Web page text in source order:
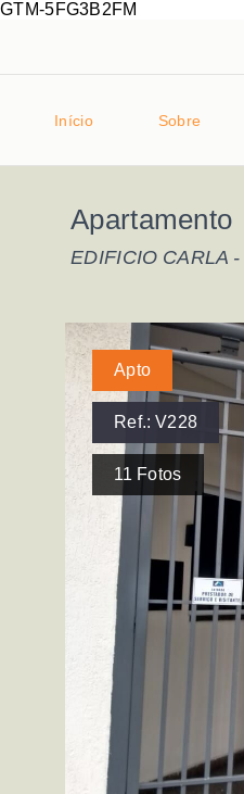
GTM-5FG3B2FM
Início Sobre
Apartamento
EDIFICIO CARLA -
Apto
Ref.:V228
11 Fotos